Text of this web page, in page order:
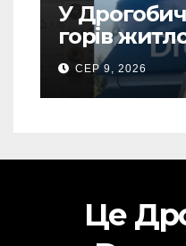
У
горів
(Відео)
СЕР 9, 2026
Це